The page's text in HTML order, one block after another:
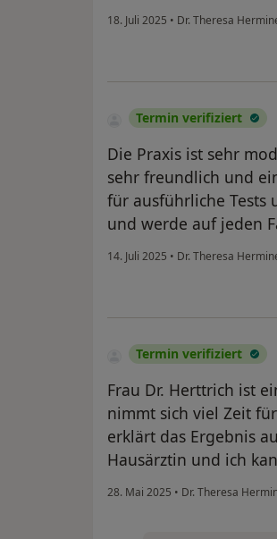
18. Juli 2025 • Dr. Theresa
Termin verifiziert
Die Praxis ist sehr
sehr freundlich und
für ausführliche Tests
und werde auf jeden
14. Juli 2025 • Dr. Theresa
Termin verifiziert
Frau Dr. Herttrich ist
nimmt sich viel Zeit
erklärt das Ergebnis
Hausärztin und ich
28. Mai 2025 • Dr. Theresa